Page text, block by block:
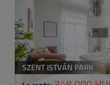
SZENT ISTVÁN PARK